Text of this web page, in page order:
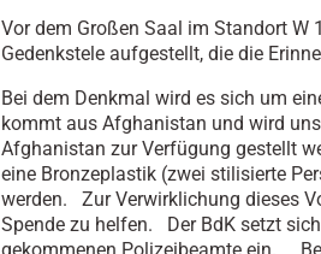
Vor dem Großen Saal im Standort W
Gedenkstele aufgestellt, die die
Bei dem Denkmal wird es sich um
kommt aus Afghanistan und wird
Afghanistan zur Verfügung gestellt
eine Bronzeplastik (zwei stilisierte
werden. Zur Verwirklichung dieses
Spende zu helfen. Der BdK setzt
gekommenen Polizeibeamte ein.